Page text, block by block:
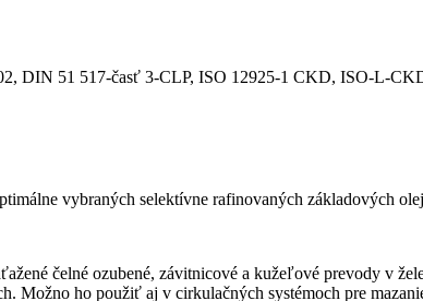
DIN 51 517-časť 3-CLP, ISO 12925-1 CKD, ISO-L-
vybraných selektívne rafinovaných základových
čelné ozubené, závitnicové a kužeľové prevody v
Možno ho použiť aj v cirkulačných systémoch pre